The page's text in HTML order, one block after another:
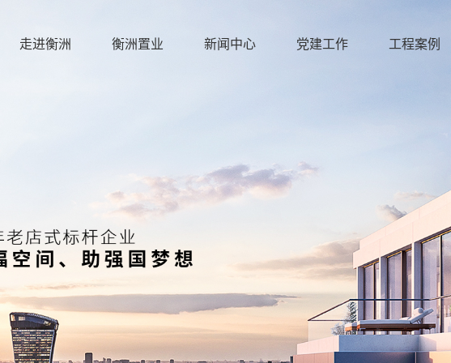
走进衡洲 衡洲置业 新闻中心 党建工作 工程案例